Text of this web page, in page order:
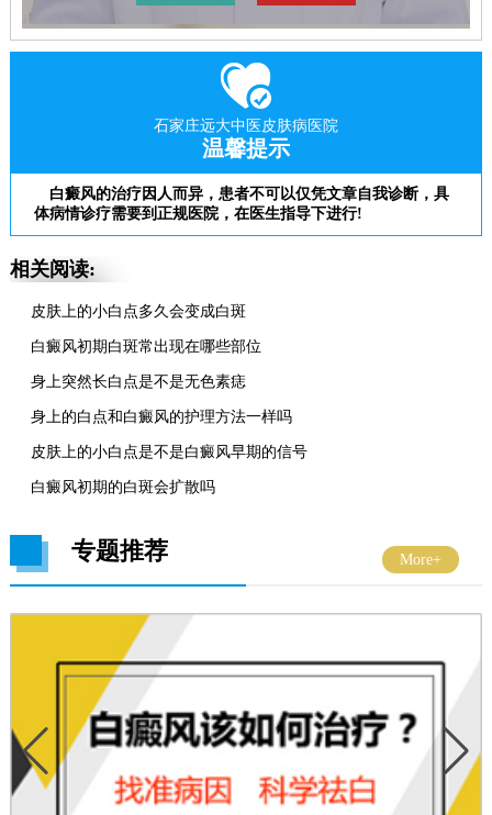
石家庄远大中医皮肤病医院
温馨提示
白癜风的治疗因人而异，患者不可以仅凭文章自我诊断，具
体病情诊疗需要到正规医院，在医生指导下进行!
相关阅读:
皮肤上的小白点多久会变成白斑
白癜风初期白斑常出现在哪些部位
身上突然长白点是不是无色素痣
身上的白点和白癜风的护理方法一样吗
皮肤上的小白点是不是白癜风早期的信号
白癜风初期的白斑会扩散吗
专题推荐 More+